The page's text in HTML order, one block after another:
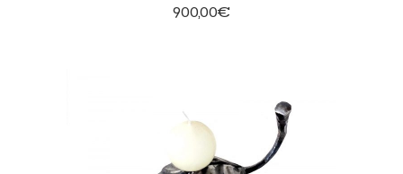
900,00€
AGGIUNGI AL CARRELLO